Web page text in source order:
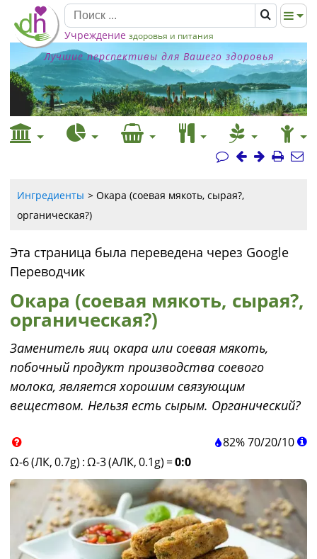
Учреждение здоровья и питания
Лучшие перспективы для Вашего здоровья
Ингредиенты
Окара (соевая мякоть, сырая?,
органическая?)
Эта страница была переведена через Google
Переводчик
Окара (соевая мякоть, сырая?,
органическая?)
Заменитель яиц окара или соевая мякоть,
побочный продукт производства соевого
молока, является хорошим связующим
веществом. Нельзя есть сырым. Органический?
82%70/20/10
Ω-6 (ЛК, 0.7g) :Ω-3 (АЛК, 0.1g) =0:0